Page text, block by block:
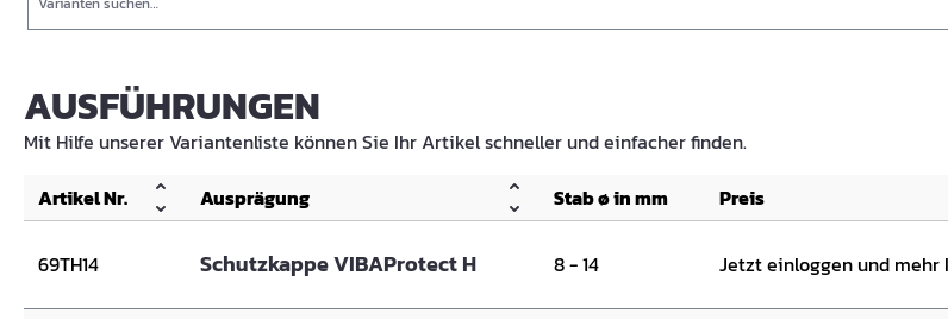
AUSFÜHRUNGEN
Mit Hilfe unserer Variantenliste können Sie Ihr Artikel schneller und einfacher finden.
Artikel Nr.
Ausprägung Stab ø in mm Preis
69TH14 Schutzkappe VIBAProtect H 8 - 14 Jetzt einloggen und